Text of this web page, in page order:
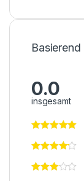
0.0
insgesamt